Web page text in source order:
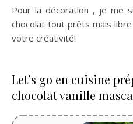
Pour la décoration , je me
chocolat tout prêts mais
votre créativité!
Let’s go en cuisine
chocolat vanille